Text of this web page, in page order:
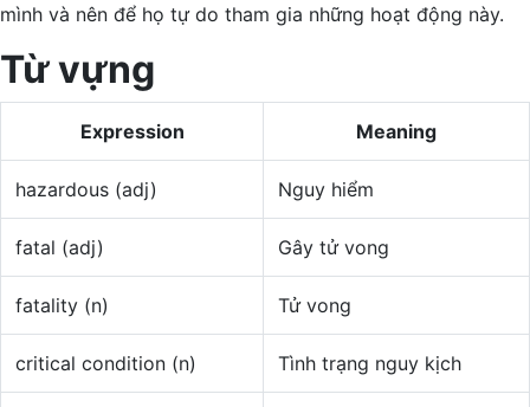
mình và nên để họ tự do tham gia những hoạt động này.
Từ vựng
Expression Meaning
hazardous (adj) Nguy hiểm
fatal (adj) Gây tử vong
fatality (n) Tử vong
critical condition (n) Tình trạng nguy kịch